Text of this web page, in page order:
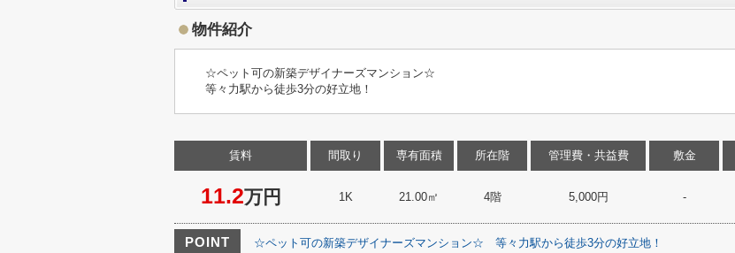
物件紹介
☆ペット可の新築デザイナーズマンション☆
等々力駅から徒歩3分の好立地！
賃料
11.2万円
間取り
1K
専有面積
21.00㎡
所在階
4階
管理費・共益費
5,000円
敷金
-
POINT ☆ペット可の新築デザイナーズマンション☆ 等々力駅から徒歩3分の好立地！